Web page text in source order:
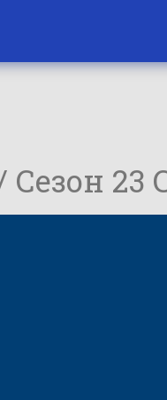
Сезон 23